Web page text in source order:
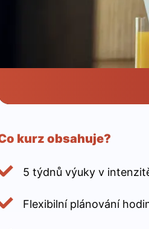
kurz obsahuje?
5 týdnů výuky v
Flexibilní plánování